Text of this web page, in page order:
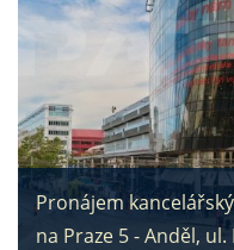
Pronájem
na Praze 5 - Anděl,